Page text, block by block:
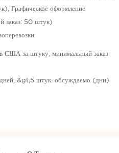
Графическое оформление
заказ: 50 штук)
США за штуку, минимальный заказ
&gt;5 штук: обсуждаемо (дни)